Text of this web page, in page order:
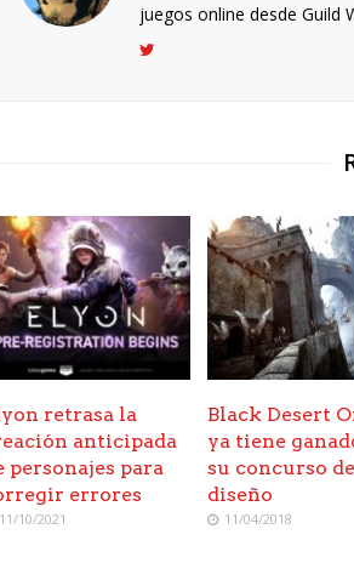
juegos online desde Guild
retrasa la
anticipada
personajes para
errores
11/10/2021
Black Desert
ya tiene
su concurso de
diseño
11/04/2018